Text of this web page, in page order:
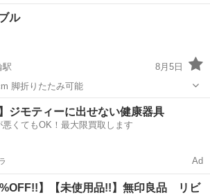
■新品・未開封です 購入した
を開けないまま保管していました。 定価
ノ輪駅
ル
駅
8月5日
サイズ 約60×40×27.5 cm 脚折りたたみ可能
輪駅 テーブル 折りたたみ
】ジモティーに出せない健康器具
悪くてもOK！最大限買取します
Ad
】【未使用品!!】無印良品 リビ